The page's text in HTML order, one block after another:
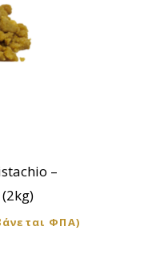
–
(2kg)
ΦΠΑ)